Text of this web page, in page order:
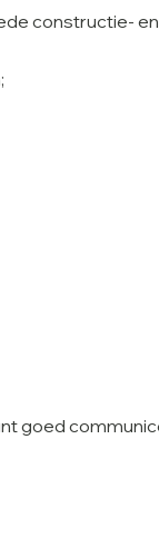
constructie-
goed